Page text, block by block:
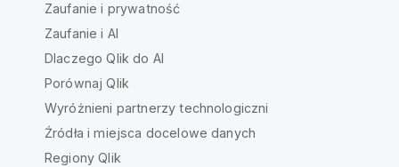
Zaufanie i prywatność
Zaufanie i AI
Dlaczego Qlik do AI
Porównaj Qlik
Wyróżnieni partnerzy technologiczni
Źródła i miejsca docelowe danych
Regiony Qlik